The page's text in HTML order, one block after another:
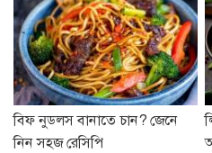
বিফ নুডলস বানাতে চান? জেনে
নিন সহজ রেসিপি